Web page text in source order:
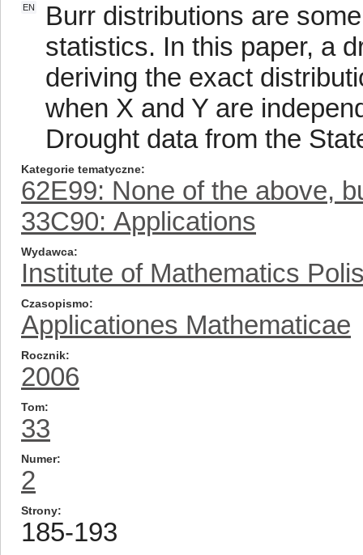
EN
Burr distributions are
statistics. In this paper, a
deriving the exact
when X and Y are
Drought data from the
Kategorie tematyczne
62E99: None of the above,
33C90: Applications
Wydawca
Institute of Mathematics
Czasopismo
Applicationes Mathematicae
Rocznik
2006
Tom
33
Numer
2
Strony
185-193